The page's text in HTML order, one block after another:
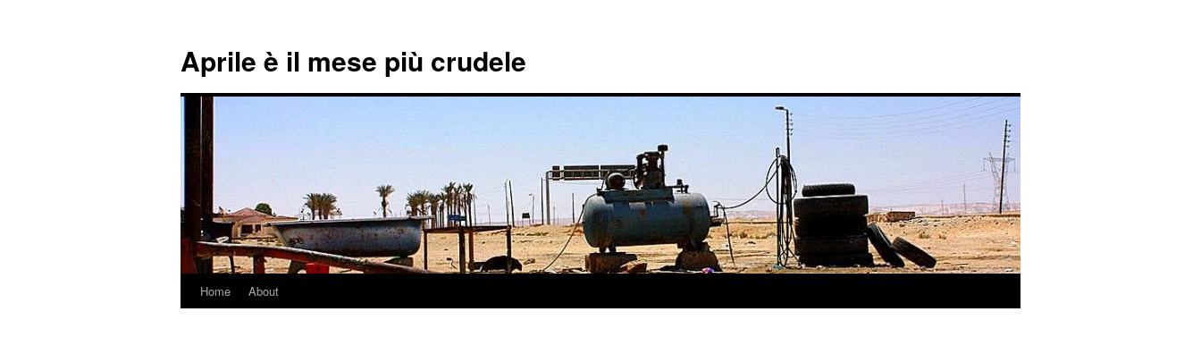
Aprile è il mese più crudele
SkipHome About